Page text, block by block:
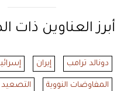
أبرز العناوين ذات
دونالد ترامب إيران
المفاوضات النووية